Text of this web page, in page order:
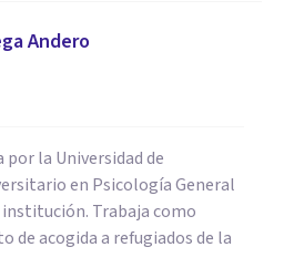
Andero
la Universidad de
en Psicología General
Trabaja como
de acogida a refugiados de la